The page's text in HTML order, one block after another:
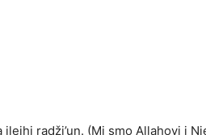
radži’un. (Mi smo Allahovi i